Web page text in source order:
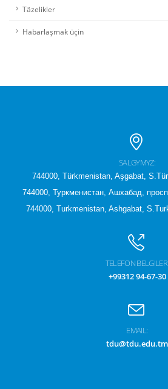
Täzelikler
Habarlaşmak üçin
SALGYMYZ:
744000, Türkmenistan, Aşgabat,
744000, Туркменистан, Ашхабад,
744000, Turkmenistan, Ashgabat,
TELEFON BELGILER:
+99312 94-67-30
EMAIL:
tdu@tdu.edu.tm